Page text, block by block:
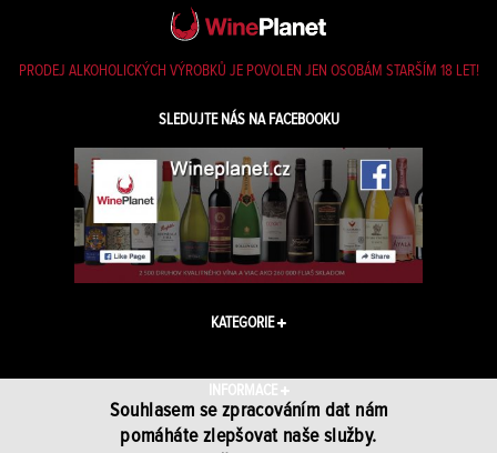
PRODEJ ALKOHOLICKÝCH VÝROBKŮ JE POVOLEN JEN OSOBÁM STARŠÍM 18 LET!
SLEDUJTE NÁS NA FACEBOOKU
KATEGORIE
INFORMACE
Souhlasem se zpracováním dat nám
pomáháte zlepšovat naše služby.